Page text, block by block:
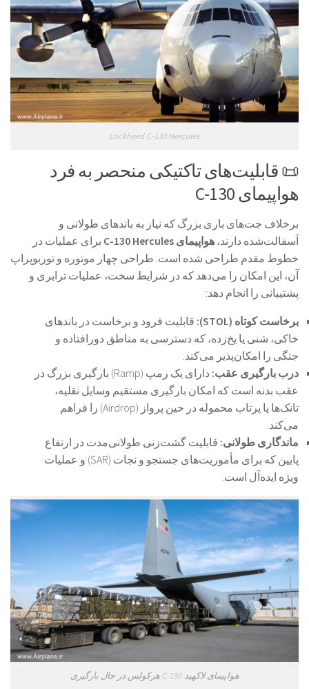
Lockheed C-130 Hercules
📜 قابلیت‌های تاکتیکی منحصر به فرد
هواپیمای C-130
برخلاف جت‌های باری بزرگ که نیاز به باندهای طولانی و
آسفالت‌شده دارند، هواپیمای C-130 Hercules
برای عملیات در
خطوط مقدم طراحی شده است. طراحی چهار موتوره و توربوپراپ
آن، این امکان را می‌دهد که در شرایط سخت، عملیات ترابری و
پشتیبانی را انجام دهد:
برخاست کوتاه (STOL):
قابلیت فرود و برخاست در باندهای
خاکی، شنی یا یخ‌زده، که دسترسی به مناطق دورافتاده و
جنگی را امکان‌پذیر می‌کند.
درب بارگیری عقب:
دارای یک رمپ (Ramp) بارگیری بزرگ در
عقب بدنه است که امکان بارگیری مستقیم وسایل نقلیه،
تانک‌ها یا پرتاب محموله در حین پرواز (Airdrop) را فراهم
می‌کند.
ماندگاری طولانی: قابلیت گشت‌زنی طولانی‌مدت در ارتفاع
پایین که برای مأموریت‌های جستجو و نجات (SAR) و عملیات
ویژه ایده‌آل است.
هواپیمای لاکهید C-130 هرکولس در حال بارگیری